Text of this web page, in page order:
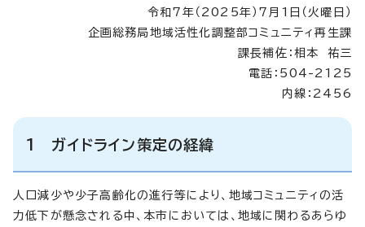
令和7年（2025年）7月1日（火曜日）
企画総務局地域活性化調整部コミュニティ再生課
課長補佐：相本 祐三
電話：504-2125
内線：2456
1 ガイドライン策定の経緯
人口減少や少子高齢化の進行等により、地域コミュニティの活
力低下が懸念される中、本市においては、地域に関わるあらゆ